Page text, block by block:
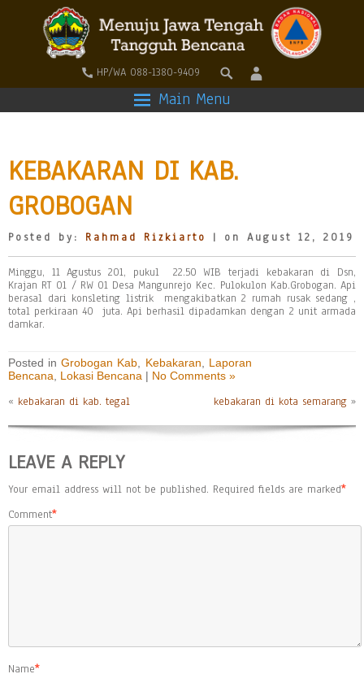
HP/WA 088-1380-9409
Main Menu
KEBAKARAN DI KAB.
GROBOGAN
Posted by: Rahmad Rizkiarto | on August 12, 2019
Minggu, 11 Agustus 201, pukul 22.50 WIB terjadi kebakaran di Dsn,
Krajan RT 01 / RW 01 Desa Mangunrejo Kec. Pulokulon Kab.Grobogan. Api
berasal dari konsleting listrik mengakibatkan 2 rumah rusak sedang ,
total perkiraan 40 juta. Api berhasil dipadamkan dengan 2 unit armada
damkar.
Posted inGrobogan Kab Kebakaran
Laporan
Bencana
Lokasi Bencana | No Comments »
« kebakaran di kab. tegal kebakaran di kota semarang »
LEAVE A REPLY
Your email address will not be published. Required fields are marked*
Comment*
Name*